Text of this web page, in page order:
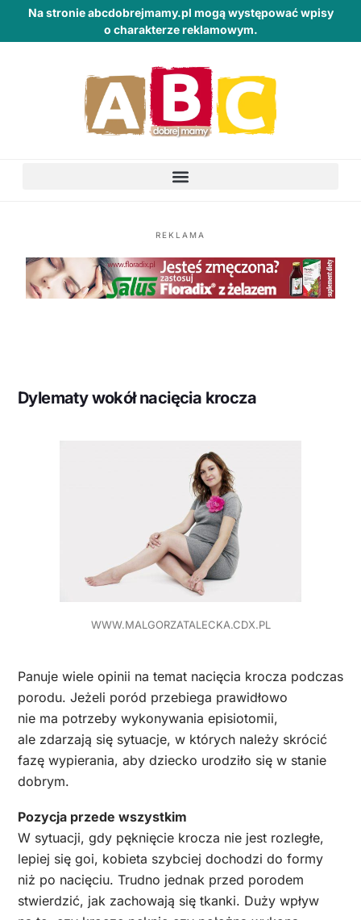
Na stronie abcdobrejmamy.pl mogą występować wpisy
o charakterze reklamowym.
REKLAMA
Dylematy wokół nacięcia krocza
WWW.MALGORZATALECKA.CDX.PL
Panuje wiele opinii na temat nacięcia krocza podczas
porodu. Jeżeli poród przebiega prawidłowo
nie ma potrzeby wykonywania episiotomii,
ale zdarzają się sytuacje, w których należy skrócić
fazę wypierania, aby dziecko urodziło się w stanie
dobrym.
Pozycja przede wszystkim
W sytuacji, gdy pęknięcie krocza nie jest rozległe,
lepiej się goi, kobieta szybciej dochodzi do formy
niż po nacięciu. Trudno jednak przed porodem
stwierdzić, jak zachowają się tkanki. Duży wpływ